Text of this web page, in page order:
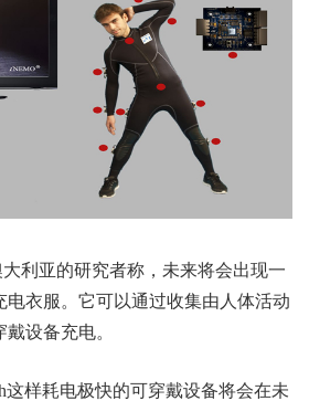
利亚的研究者称，未来将会出现一
电衣服。它可以通过收集由人体活动
设备充电。
样耗电极快的可穿戴设备将会在未